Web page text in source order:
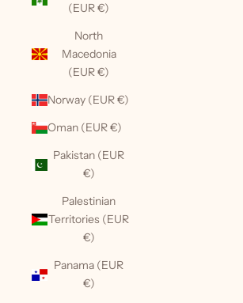
(EUR €)
North
Macedonia
(EUR €)
Norway (EUR €)
Oman (EUR €)
Pakistan (EUR
€)
Palestinian
Territories (EUR
€)
Panama (EUR
€)